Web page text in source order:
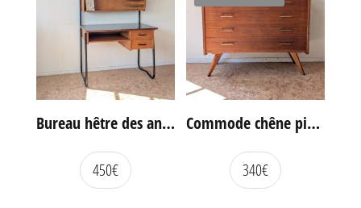
Bureau hêtre des années 60
450€
Commode chêne pieds compas vintage
340€